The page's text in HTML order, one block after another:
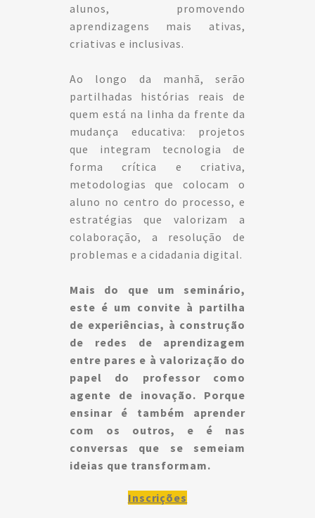
alunos, promovendo
aprendizagens mais ativas,
criativas e inclusivas.
Ao longo da manhã, serão
partilhadas histórias reais de
quem está na linha da frente da
mudança educativa: projetos
que integram tecnologia de
forma crítica e criativa,
metodologias que colocam o
aluno no centro do processo, e
estratégias que valorizam a
colaboração, a resolução de
problemas e a cidadania digital.
Mais do que um seminário,
este é um convite à partilha
de experiências, à construção
de redes de aprendizagem
entre pares e à valorização do
papel do professor como
agente de inovação. Porque
ensinar é também aprender
com os outros, e é nas
conversas que se semeiam
ideias que transformam.
Inscrições